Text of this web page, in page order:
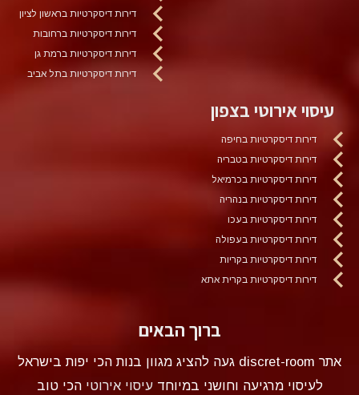
דירות דיסקרטיות בראשון לציון
דירות דיסקרטיות ברחובות
דירות דיסקרטיות ברמת גן
דירות דיסקרטיות בתל אביב
עיסוי אירוטי בצפון
דירות דיסקרטיות בחיפה
דירות דיסקרטיות בטבריה
דירות דיסקרטיות בכרמיאל
דירות דיסקרטיות בנהריה
דירות דיסקרטיות בעכו
דירות דיסקרטיות בעפולה
דירות דיסקרטיות בקריות
דירות דיסקרטיות בקרית אתא
ברוך הבאים
אתר discret-room געה להציג מגוון בנות הכי יפות בישראל
לעיסוי מרגיעה וחושני במיוחדעיסוי אירוטי הכי טוב